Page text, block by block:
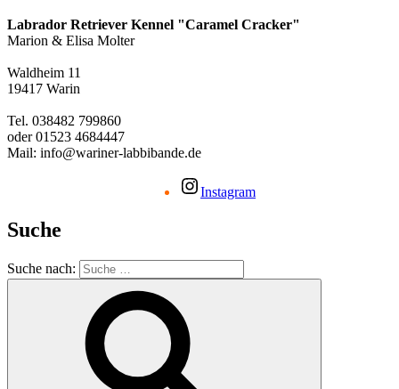
Labrador Retriever Kennel "Caramel Cracker"
Marion & Elisa Molter
Waldheim 11
19417 Warin
Tel. 038482 799860
oder 01523 4684447
Mail: info@wariner-labbibande.de
Instagram
Suche
Suche nach: